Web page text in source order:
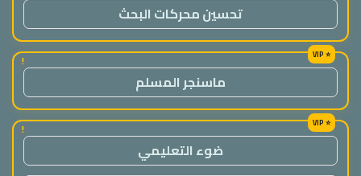
تحسين محركات البحث
!
ماسنجر المسلم
!
ضوء التعليمي